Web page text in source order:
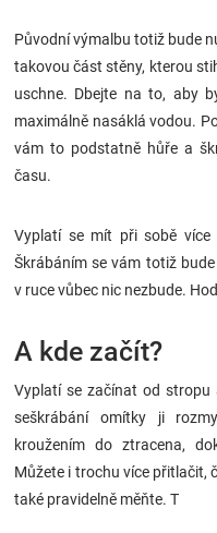
Původní výmalbu totiž bude
takovou část stěny, kterou
uschne. Dbejte na to, aby
maximálně nasáklá vodou.
vám to podstatně hůře a
času.
Vyplatí se mít při sobě více
Škrábáním se vám totiž
v ruce vůbec nic nezbude.
A kde začít?
Vyplatí se začínat od stropu
seškrábání omítky ji
kroužením do ztracena,
Můžete i trochu více přitlačit,
také pravidelně měňte. T